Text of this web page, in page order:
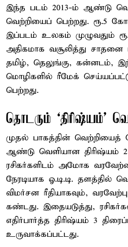
இந்த படம் 2013-ம் ஆண்டு
வெற்றியைப் பெற்றது. ரூ.5
இப்படம் உலகம் முழுவதும்
அதிகமாக வசூலித்து சாதனை
தமிழ், தெலுங்கு, கன்னடம்,
மொழிகளில் ரீமேக்
பெற்றது.
தொடரும் ‘திரிஷ்யம்’
முதல் பாகத்தின் வெற்றியைத்
ஆண்டு வெளியான திரிஷ்யம் 2
ரசிகர்களிடம் அமோக
நேரடியாக ஓ.டி.டி. தளத்தில்
விமர்சன ரீதியாகவும்,
கண்டது. இதையடுத்து,
எதிர்பார்த்த திரிஷ்யம் 3
உருவாக்கப்பட்டது.